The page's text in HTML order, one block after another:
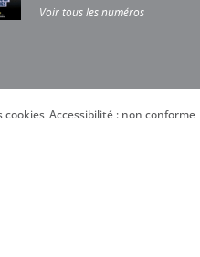
Voir tous les numéros
Accessibilité : non conforme
cookies